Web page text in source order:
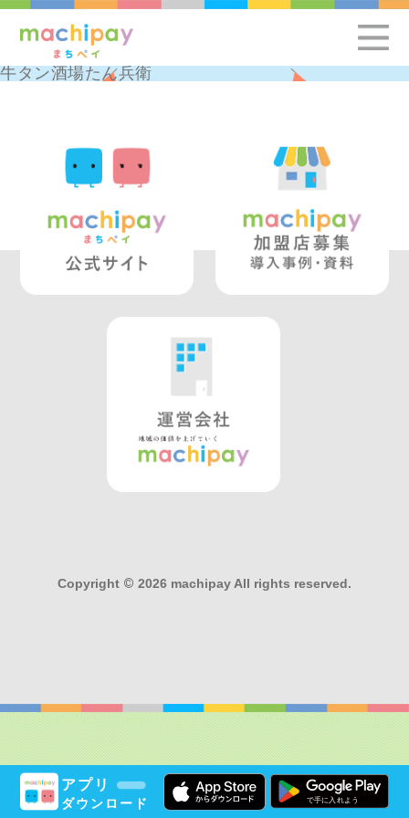
アプリ
ダウンロード
牛タン酒場たん兵衛
Copyright © 2026 machipay All rights reserved.